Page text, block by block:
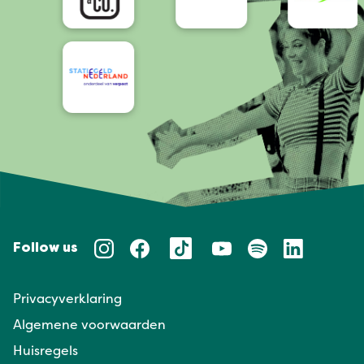
Follow us
Privacyverklaring
Algemene voorwaarden
Huisregels